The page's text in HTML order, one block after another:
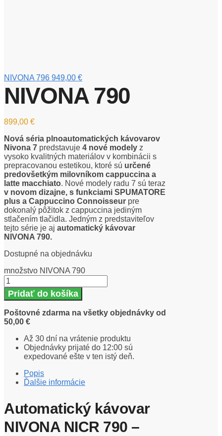
NIVONA 796 949,00 €
NIVONA 790
899,00 €
Nová séria plnoautomatických kávovarov
Nivona 7 predstavuje 4 nové modely z
vysoko kvalitných materiálov v kombinácii s
prepracovanou estetikou, ktoré sú určené
predovšetkým milovníkom cappuccina a
latte macchiato. Nové modely radu 7 sú teraz
v novom dizajne, s funkciami SPUMATORE
plus a Cappuccino Connoisseur pre
dokonalý pôžitok z cappuccina jediným
stlačením tlačidla. Jedným z predstaviteľov
tejto série je aj automatický kávovar
NIVONA 790.
Dostupné na objednávku
množstvo NIVONA 790
Pridať do košíka
Poštovné zdarma na všetky objednávky od
50,00 €
Až 30 dní na vrátenie produktu
Objednávky prijaté do 12:00 sú
expedované ešte v ten istý deň.
Popis
Ďalšie informácie
Automatický kávovar
NIVONA NICR 790 –